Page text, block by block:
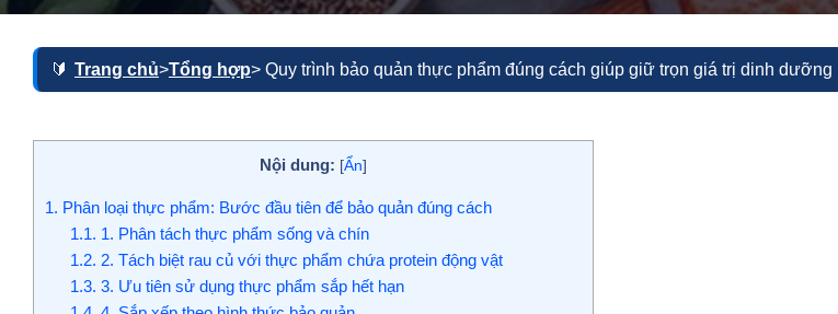
Trang chủ>Tổng hợp> Quy trình bảo quản thực phẩm đúng cách giúp giữ trọn giá trị dinh dưỡng
Nội dung: [Ẩn]
1. Phân loại thực phẩm: Bước đầu tiên để bảo quản đúng cách
1.1. 1. Phân tách thực phẩm sống và chín
1.2. 2. Tách biệt rau củ với thực phẩm chứa protein động vật
1.3. 3. Ưu tiên sử dụng thực phẩm sắp hết hạn